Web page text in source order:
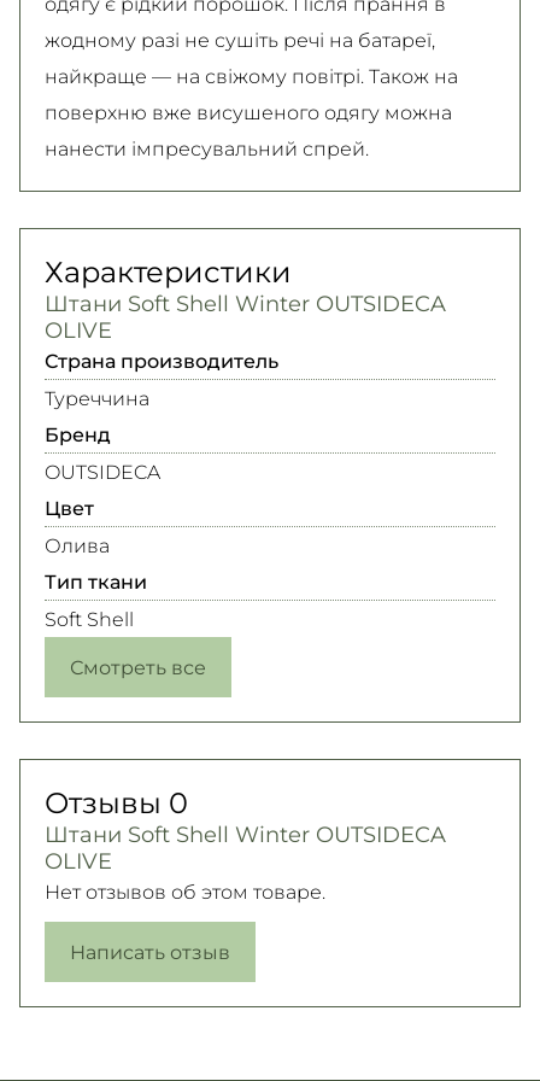
жодному разі не сушіть речі на батареї,
найкраще — на свіжому повітрі. Також на
поверхню вже висушеного одягу можна
нанести імпресувальний спрей.
Характеристики
Штани Soft Shell Winter OUTSIDECA
OLIVE
Страна производитель
Туреччина
Бренд
OUTSIDECA
Цвет
Олива
Тип ткани
Soft Shell
Смотреть все
Отзывы 0
Штани Soft Shell Winter OUTSIDECA
OLIVE
Нет отзывов об этом товаре.
Написать отзыв